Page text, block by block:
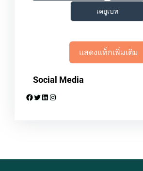
เคยูเบท
แสดงแท็กเพิ่มเติม
Social Media
Facebook Twitter LinkedIn Instagram